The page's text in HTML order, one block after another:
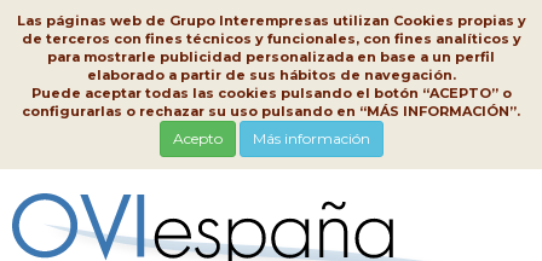
Las páginas web de Grupo Interempresas utilizan Cookies propias y
de terceros con fines técnicos y funcionales, con fines analíticos y
para mostrarle publicidad personalizada en base a un perfil
elaborado a partir de sus hábitos de navegación.
Puede aceptar todas las cookies pulsando el botón “ACEPTO” o
configurarlas o rechazar su uso pulsando en “MÁS INFORMACIÓN”.
Acepto Más información